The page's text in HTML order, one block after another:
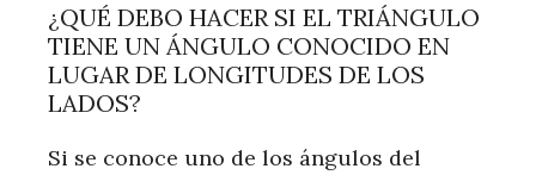
¿QUÉ DEBO HACER SI EL TRIÁNGULO
TIENE UN ÁNGULO CONOCIDO EN
LUGAR DE LONGITUDES DE LOS
LADOS?
Si se conoce uno de los ángulos del